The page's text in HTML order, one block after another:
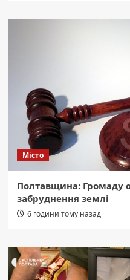
Місто
Полтавщина: Громаду
забруднення землі
6 години тому назад